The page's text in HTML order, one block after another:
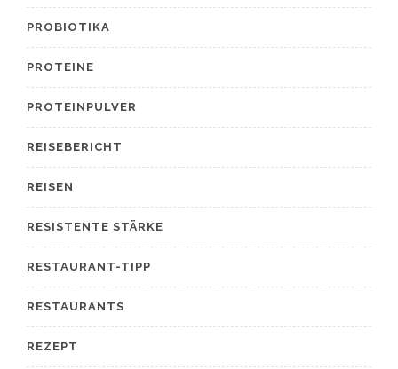
PROBIOTIKA
PROTEINE
PROTEINPULVER
REISEBERICHT
REISEN
RESISTENTE STÄRKE
RESTAURANT-TIPP
RESTAURANTS
REZEPT